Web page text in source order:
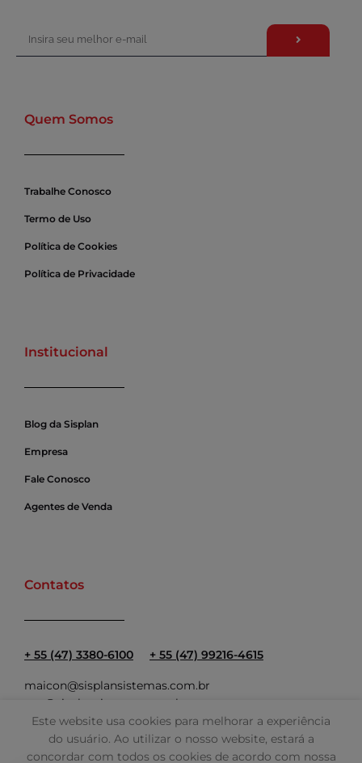
Quem Somos
Trabalhe Conosco
Termo de Uso
Política de Cookies
Política de Privacidade
Institucional
Blog da Sisplan
Empresa
Fale Conosco
Agentes de Venda
Contatos
+ 55 (47) 3380-6100 + 55 (47) 99216-4615
maicon@sisplansistemas.com.br
ana@sisplansistemas.com.br
Este website usa cookies para melhorar a experiência
do usuário. Ao utilizar o nosso website, estará a
concordar com todos os cookies de acordo com nossa